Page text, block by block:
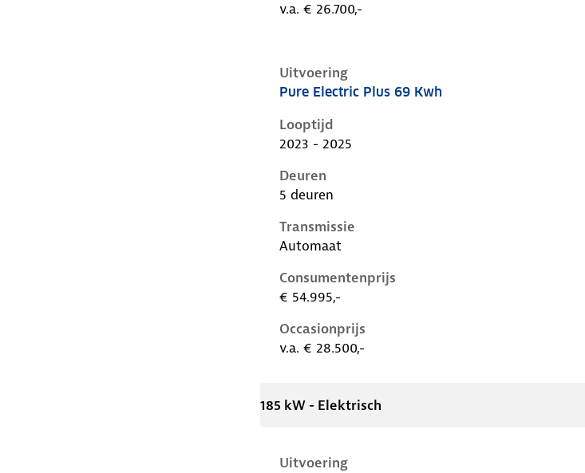
v.a. € 26.700,-
Uitvoering
Volvo C40 i, 69 kwh, 175 kW, Elektrisch, 5 deuren
Pure Electric Plus 69 Kwh
Looptijd
2023 - 2025
Deuren
5 deuren
Transmissie
Automaat
Consumentenprijs
€ 54.995,-
Occasionprijs
v.a. € 28.500,-
185 kW - Elektrisch
Uitvoering